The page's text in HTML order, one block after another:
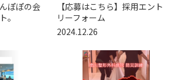
ぽぽの会
。
【応募はこちら】採用エント
リーフォーム
2024.12.26